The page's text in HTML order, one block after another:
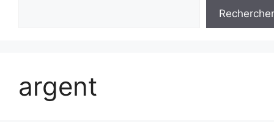
Rechercher
argent